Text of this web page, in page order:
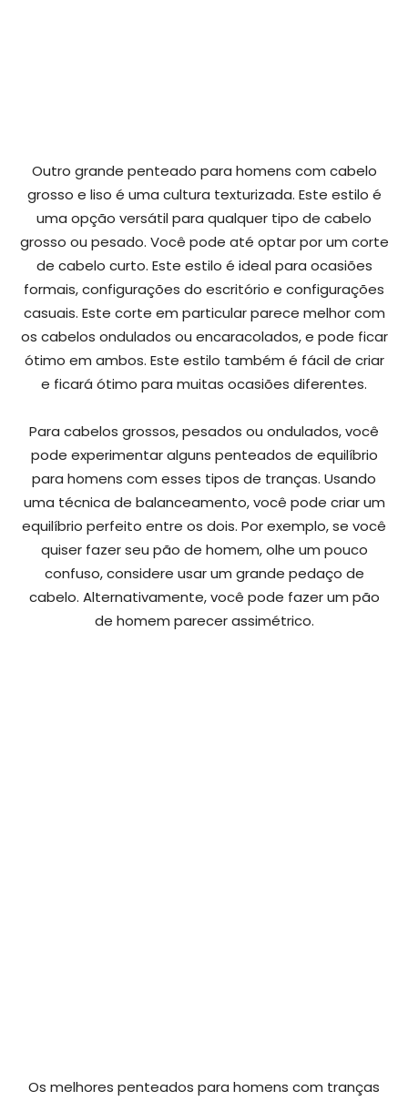
Outro grande penteado para homens com cabelo
grosso e liso é uma cultura texturizada. Este estilo é
uma opção versátil para qualquer tipo de cabelo
grosso ou pesado. Você pode até optar por um corte
de cabelo curto. Este estilo é ideal para ocasiões
formais, configurações do escritório e configurações
casuais. Este corte em particular parece melhor com
os cabelos ondulados ou encaracolados, e pode ficar
ótimo em ambos. Este estilo também é fácil de criar
e ficará ótimo para muitas ocasiões diferentes.
Para cabelos grossos, pesados ou ondulados, você
pode experimentar alguns penteados de equilíbrio
para homens com esses tipos de tranças. Usando
uma técnica de balanceamento, você pode criar um
equilíbrio perfeito entre os dois. Por exemplo, se você
quiser fazer seu pão de homem, olhe um pouco
confuso, considere usar um grande pedaço de
cabelo. Alternativamente, você pode fazer um pão
de homem parecer assimétrico.
Os melhores penteados para homens com tranças